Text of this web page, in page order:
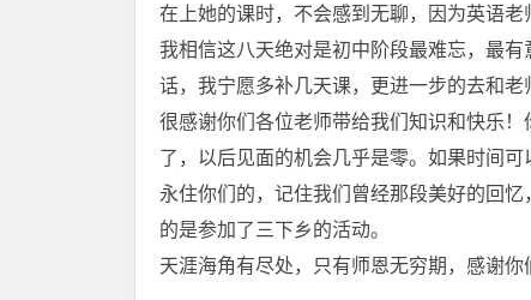
在上她的课时，不会感到无聊，因为英语
我相信这八天绝对是初中阶段最难忘，最
话，我宁愿多补几天课，更进一步的去和老
很感谢你们各位老师带给我们知识和快乐
了，以后见面的机会几乎是零。如果时间
永住你们的，记住我们曾经那段美好的回
的是参加了三下乡的活动。
天涯海角有尽处，只有师恩无穷期，感谢你